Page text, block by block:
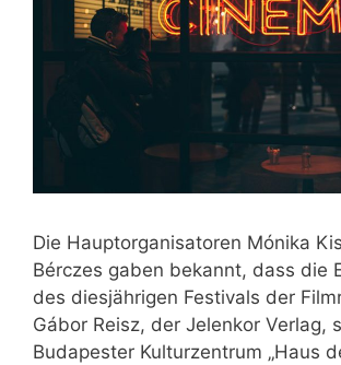
Die Hauptorganisatoren Mónika
Bérczes gaben bekannt, dass die
des diesjährigen Festivals der
Gábor Reisz, der Jelenkor Verlag,
Budapester Kulturzentrum „Haus